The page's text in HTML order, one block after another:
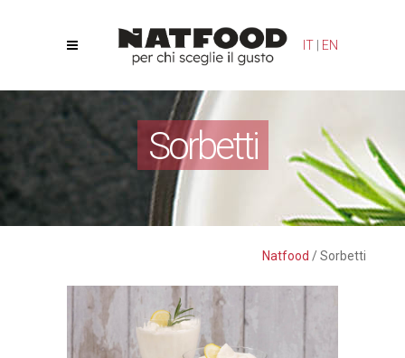
IT EN
Sorbetti
Natfood /Sorbetti
Le tue preferenze relative alla privacy